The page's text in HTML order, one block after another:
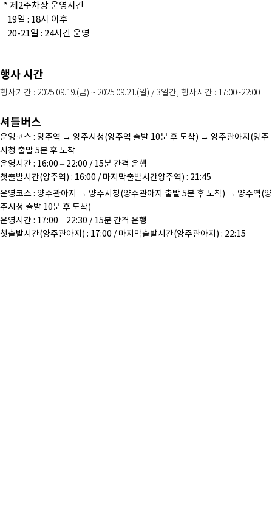
* 제2주차장 운영시간
19일 : 18시 이후
20-21일 : 24시간 운영
행사 시간
행사기간 : 2025.09.19.(금) ~ 2025.09.21.(일) / 3일간, 행사시간 : 17:00~22:00
셔틀버스
운영코스 : 양주역 → 양주시청(양주역 출발 10분 후 도착) → 양주관아지(양주
시청 출발 5분 후 도착
운영시간 : 16:00 – 22:00 / 15분 간격 운행
첫출발시간(양주역) : 16:00 / 마지막출발시간양주역) : 21:45
운영코스 : 양주관아지 → 양주시청(양주관아지 출발 5분 후 도착) → 양주역(양
주시청 출발 10분 후 도착)
운영시간 : 17:00 – 22:30 / 15분 간격 운행
첫출발시간(양주관아지) : 17:00 / 마지막출발시간(양주관아지) : 22:15